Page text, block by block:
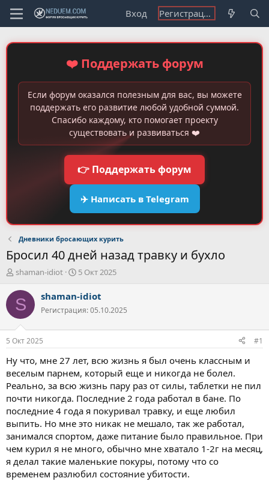
Вход Регистрация
❤️ Поддержать форум
Если форум оказался полезным для вас, вы можете
поддержать его развитие любой удобной суммой.
Спасибо каждому, кто помогает проекту
существовать и развиваться ❤️
👉 Поддержать форум
✈️ Написать в Telegram
Дневники бросающих курить
Бросил 40 дней назад травку и бухло
А
т
о
т
е
м
ы
shaman-idiot
Д
т
н
а
л
5 Окт 2025
S shaman-idiot
Регистрация: 05.10.2025
5 Окт 2025 #1
Ну что, мне 27 лет, всю жизнь я был очень классным и
веселым парнем, который еще и никогда не болел.
Реально, за всю жизнь пару раз от силы, таблетки не пил
почти никогда. Последние 2 года работал в бане. По
последние 4 года я покуривал травку, и еще любил
выпить. Но мне это никак не мешало, так же работал,
занимался спортом, даже питание было правильное. При
чем курил я не много, обычно мне хватало 1-2г на месяц,
я делал такие маленькие покуры, потому что со
временем разлюбил состояние убитости.